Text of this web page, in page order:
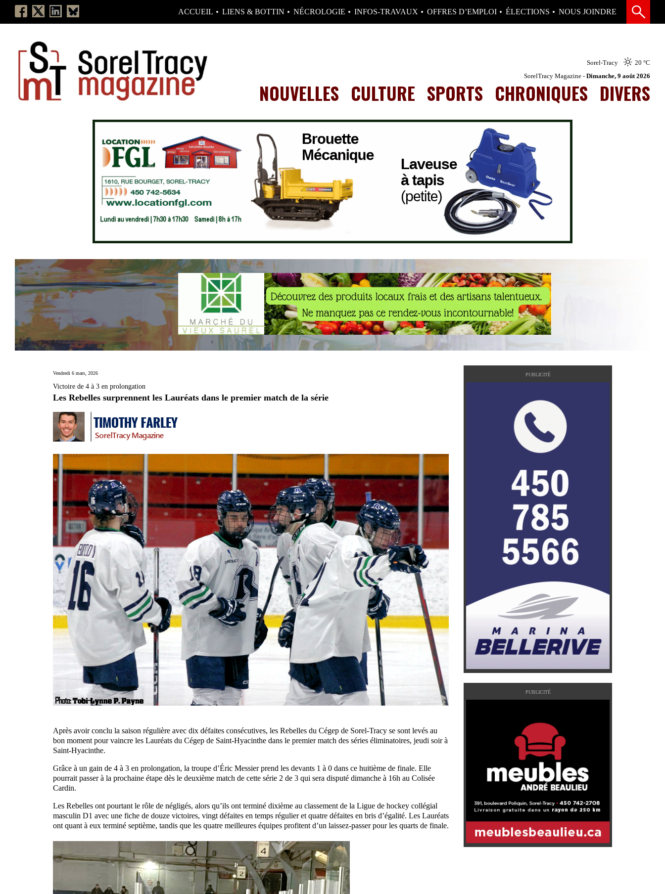
ACCUEIL LIENS & BOTTIN NÉCROLOGIE INFOS-TRAVAUX OFFRES D’EMPLOI ÉLECTIONS NOUS JOINDRE
Sorel-Tracy 20 °C
SorelTracy Magazine - Dimanche, 9 août 2026
NOUVELLES CULTURE SPORTS CHRONIQUES DIVERS
Vendredi 6 mars, 2026
Victoire de 4 à 3 en prolongation
Les Rebelles surprennent les Lauréats dans le premier match de la série
Après avoir conclu la saison régulière avec dix défaites consécutives, les Rebelles du Cégep de Sorel-Tracy se sont levés au
bon moment pour vaincre les Lauréats du Cégep de Saint-Hyacinthe dans le premier match des séries éliminatoires, jeudi soir à
Saint-Hyacinthe.
Grâce à un gain de 4 à 3 en prolongation, la troupe d’Éric Messier prend les devants 1 à 0 dans ce huitième de finale. Elle
pourrait passer à la prochaine étape dès le deuxième match de cette série 2 de 3 qui sera disputé dimanche à 16h au Colisée
Cardin.
Les Rebelles ont pourtant le rôle de négligés, alors qu’ils ont terminé dixième au classement de la Ligue de hockey collégial
masculin D1 avec une fiche de douze victoires, vingt défaites en temps régulier et quatre défaites en bris d’égalité. Les Lauréats
ont quant à eux terminé septième, tandis que les quatre meilleures équipes profitent d’un laissez-passer pour les quarts de finale.
PUBLICITÉ
PUBLICITÉ